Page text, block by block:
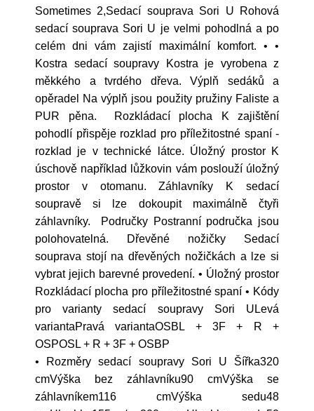
Sometimes 2,Sedací souprava Sori U Rohová
sedací souprava Sori U je velmi pohodlná a po
celém dni vám zajistí maximální komfort. • •
Kostra sedací soupravy Kostra je vyrobena z
měkkého a tvrdého dřeva. Výplň sedáků a
opěradel Na výplň jsou použity pružiny Faliste a
PUR pěna. Rozkládací plocha K zajištění
pohodlí přispěje rozklad pro příležitostné spaní -
rozklad je v technické látce. Úložný prostor K
úschově například lůžkovin vám poslouží úložný
prostor v otomanu. Záhlavníky K sedací
soupravě si lze dokoupit maximálně čtyři
záhlavníky. Područky Postranní područka jsou
polohovatelná. Dřevěné nožičky Sedací
souprava stojí na dřevěných nožičkách a lze si
vybrat jejich barevné provedení. • Úložný prostor
Rozkládací plocha pro příležitostné spaní • Kódy
pro varianty sedací soupravy Sori ULevá
variantaPravá variantaOSBL + 3F + R +
OSPOSL + R + 3F + OSBP
• Rozměry sedací soupravy Sori U Šířka320
cmVýška bez záhlavníku90 cmVýška se
záhlavníkem116 cmVýška sedu48